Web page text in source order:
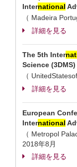
International
（ Madeira
詳細を見る
The 5th Inter
Science (3DMS)
（
詳細を見る
European
International
（ Metropol
2018年8月
詳細を見る